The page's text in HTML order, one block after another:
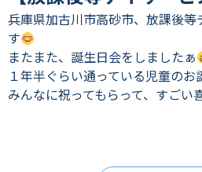
兵庫県加古川市高砂市、放課後
す
またまた、誕生日会をしましたぁ
１年半ぐらい通っている児童の
みんなに祝ってもらって、すごい